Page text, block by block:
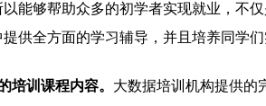
够帮助众多的初学者实现就业，不仅
供全方面的学习辅导，并且培养同学
培训课程内容。 大数据培训机构提供的